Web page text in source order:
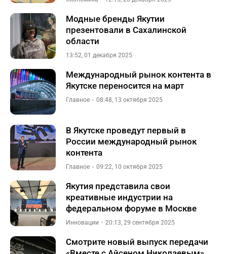
Модные бренды Якутии
презентовали в Сахалинской
области
13:52, 01 декабря 2025
Международный рынок контента в
Якутске переносится на март
Главное 08:48, 13 октября 2025
В Якутске проведут первый в
России международный рынок
контента
Главное 09:22, 10 октября 2025
Якутия представила свои
креативные индустрии на
федеральном форуме в Москве
Инновации 20:13, 29 сентября 2025
Смотрите новый выпуск передачи